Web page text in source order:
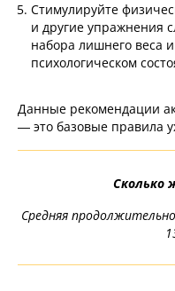
Стимулируйте
и другие упражнения
набора лишнего веса
психологическом
Данные рекомендации
— это базовые правила
Сколько
Средняя